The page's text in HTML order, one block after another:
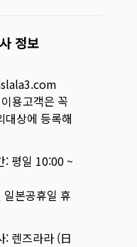
정보
용고객은 꼭
대상에 등록해
: 평일 10:00 ~
일본공휴일 휴
: 렌즈라라 (日